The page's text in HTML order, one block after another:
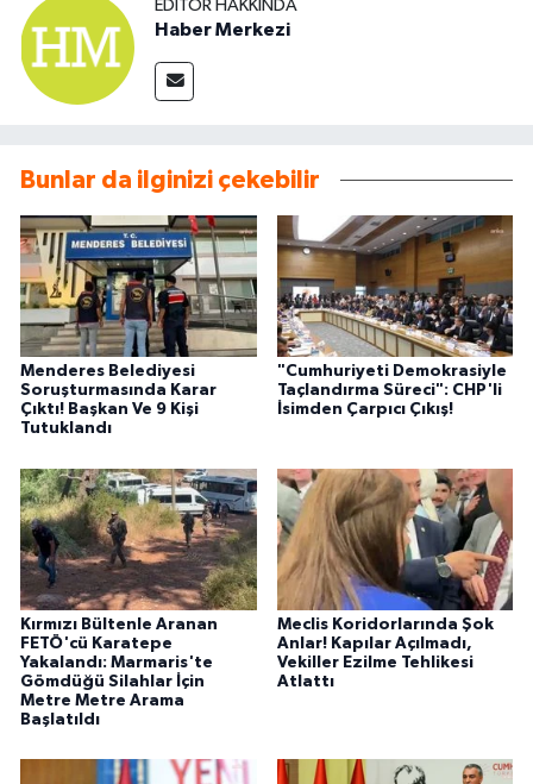
EDITÖR HAKKINDA
Haber Merkezi
Bunlar da ilginizi çekebilir
Menderes Belediyesi
Soruşturmasında Karar
Çıktı! Başkan Ve 9 Kişi
Tutuklandı
"Cumhuriyeti Demokrasiyle
Taçlandırma Süreci": CHP'li
İsimden Çarpıcı Çıkış!
Kırmızı Bültenle Aranan
FETÖ'cü Karatepe
Yakalandı: Marmaris'te
Gömdüğü Silahlar İçin
Metre Metre Arama
Başlatıldı
Meclis Koridorlarında Şok
Anlar! Kapılar Açılmadı,
Vekiller Ezilme Tehlikesi
Atlattı